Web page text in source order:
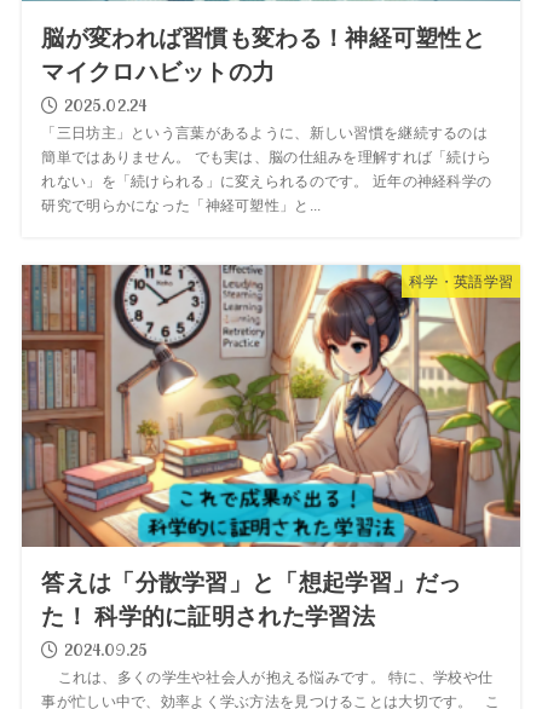
脳が変われば習慣も変わる！神経可塑性と
マイクロハビットの力
2025.02.24
「三日坊主」という言葉があるように、新しい習慣を継続するのは
簡単ではありません。 でも実は、脳の仕組みを理解すれば「続けら
れない」を「続けられる」に変えられるのです。 近年の神経科学の
研究で明らかになった「神経可塑性」と...
科学・英語学習
答えは「分散学習」と「想起学習」だっ
た！ 科学的に証明された学習法
2024.09.25
これは、多くの学生や社会人が抱える悩みです。 特に、学校や仕
事が忙しい中で、効率よく学ぶ方法を見つけることは大切です。 こ